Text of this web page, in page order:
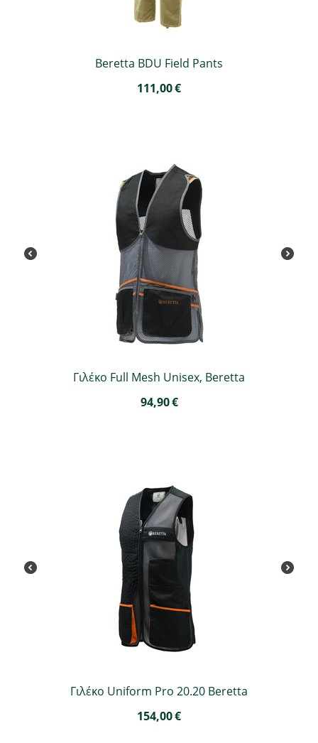
Beretta BDU Field Pants
111,00€
Γιλέκο Full Mesh Unisex, Beretta
94,90€
Γιλέκο Uniform Pro 20.20 Beretta
154,00€